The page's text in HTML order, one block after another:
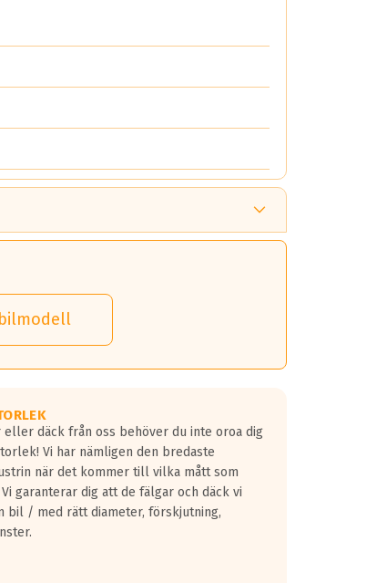
däck från oss behöver du inte oroa dig
Vi har nämligen den bredaste
när det kommer till vilka mått som
garanterar dig att de fälgar och däck vi
bil / med rätt diameter, förskjutning,